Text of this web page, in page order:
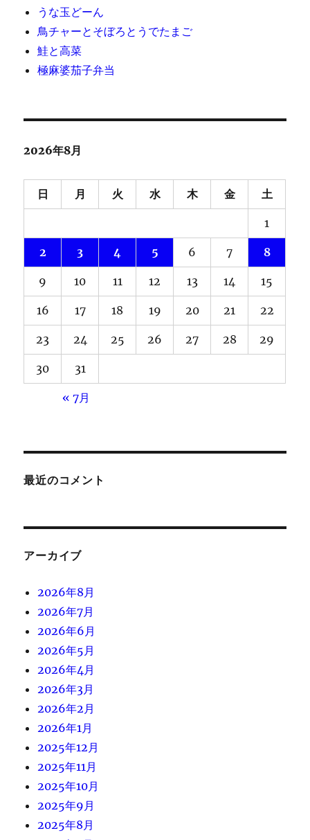
うな玉どーん
鳥チャーとそぼろとうでたまご
鮭と高菜
極麻婆茄子弁当
2026年8月
日 月 火 水 木 金 土
1
2 3 4 5 6 7 8
9 10 11 12 13 14 15
16 17 18 19 20 21 22
23 24 25 26 27 28 29
30 31
« 7月
最近のコメント
アーカイブ
2026年8月
2026年7月
2026年6月
2026年5月
2026年4月
2026年3月
2026年2月
2026年1月
2025年12月
2025年11月
2025年10月
2025年9月
2025年8月